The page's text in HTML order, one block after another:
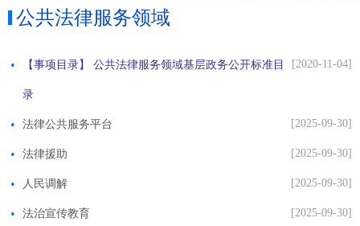
公共法律服务领域
[2020-11-04]
【事项目录】 公共法律服务领域基层政务公开标准目
录
[2025-09-30]
法律公共服务平台
[2025-09-30]
法律援助
[2025-09-30]
人民调解
[2025-09-30]
法治宣传教育